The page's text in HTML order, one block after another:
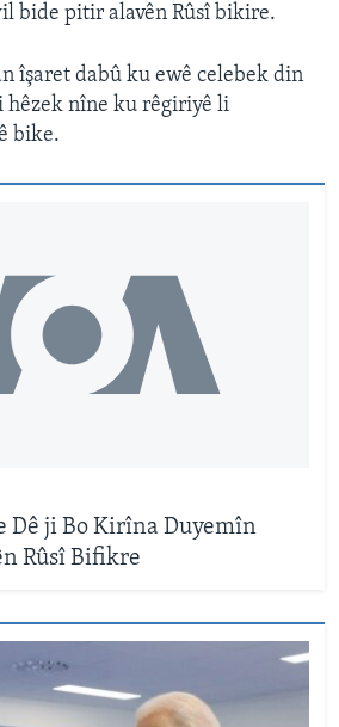
bide pitir alavên Rûsî bikire.
îşaret dabû ku ewê celebek din
nîne ku rêgiriyê li
bike.
Dê ji Bo Kirîna Duyemîn
Rûsî Bifikre